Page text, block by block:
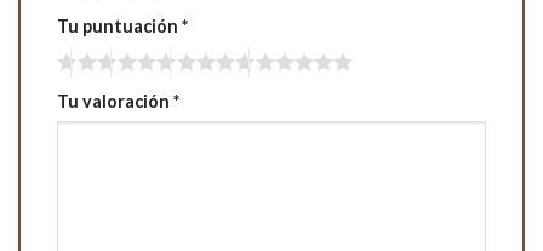
Tu puntuación *
Tu valoración *